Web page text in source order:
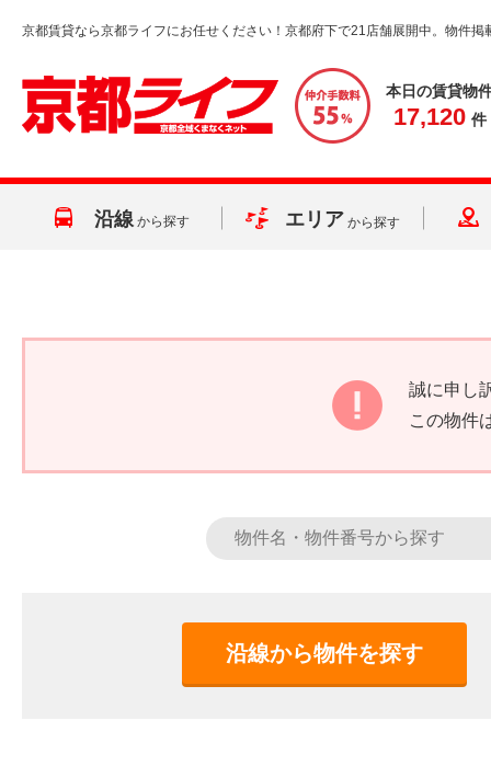
京都賃貸なら京都ライフにお任せください！京都府下で21店舗展開中。物件掲
本日の賃貸物
17,120 件
沿線 から探す エリア から探す
誠に申し
この物件
沿線から物件を探す